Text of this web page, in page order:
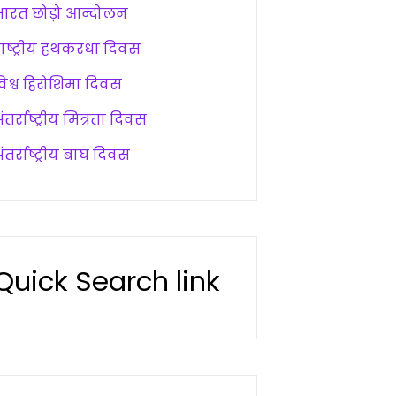
छोड़ो आन्दोलन
हथकरधा दिवस
हिरोशिमा दिवस
मित्रता दिवस
बाघ दिवस
Search link